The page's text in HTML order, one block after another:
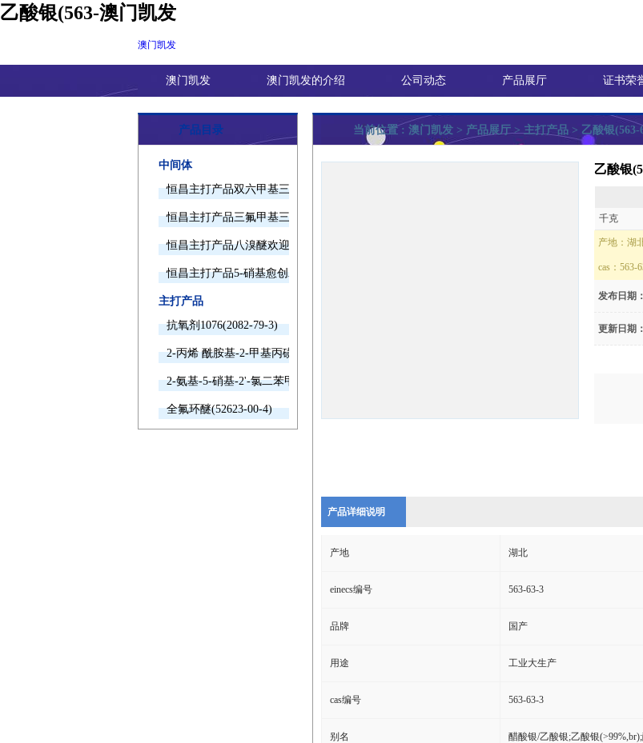
乙酸银(563-澳门凯发
澳门凯发
澳门凯发 澳门凯发的介绍 公司动态 产品展厅 证书荣
产品目录
中间体
恒昌主打产品双六甲基三胺欢迎询价
恒昌主打产品三氟甲基三甲基硅烷欢迎询价
恒昌主打产品八溴醚欢迎询价
恒昌主打产品5-硝基愈创木酚钠欢迎询价
主打产品
抗氧剂1076(2082-79-3)
2-丙烯 酰胺基-2-甲基丙磺酸(15214-89-8)
2-氨基-5-硝基-2'-氯二苯甲酮(2011-66-7)
全氟环醚(52623-00-4)
当前位置 : 澳门凯发 > 产品展厅 >主打产品 > 乙酸银(563-
乙酸银
千克
产地：湖
cas：563-
发布日期：
更新日期：
产品详细说明
产地 湖北
einecs编号 563-63-3
品牌 国产
用途 工业大生产
cas编号 563-63-3
别名 醋酸银/乙酸银;乙酸银